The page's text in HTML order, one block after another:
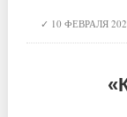
10 ФЕВРАЛЯ